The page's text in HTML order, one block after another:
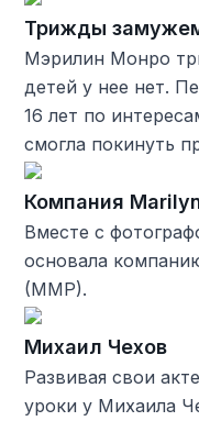
Трижды
Мэрилин Монро
детей у нее нет.
16 лет по
смогла покинуть
Компания
Вместе с
основала
(MMP).
Михаил Чехов
Развивая свои
уроки у Михаила